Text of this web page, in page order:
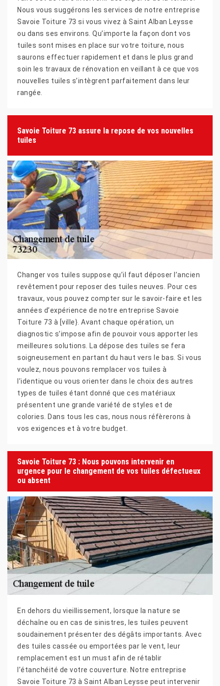
Nous vous suggérons les services de notre entreprise
Savoie Toiture 73 si vous vivez à Saint Alban Leysse
ou dans ses environs. Qu’importe la façon dont vos
tuiles sont mises en place sur votre toiture, nous
saurons effectuer rapidement et dans le plus grand
soin les travaux de rénovation en veillant à ce que vos
nouvelles tuiles s’intègrent parfaitement dans leur
rangée.
Savoie Toiture 73 assure la repose de vos nouvelles
tuiles
Changer vos tuiles suppose qu’il faut déposer l’ancien
revêtement pour reposer des tuiles neuves. Pour ces
travaux, vous pouvez compter sur le savoir-faire et les
années d’expérience de notre entreprise Savoie
Toiture 73 à [ville}. Avant chaque opération, un
diagnostic s’impose afin de pouvoir vous apporter les
meilleures solutions. La dépose des tuiles se fera
soigneusement en partant du haut vers le bas. Si vous
voulez, nous pouvons remplacer vos tuiles à
l’identique ou vous orienter dans le choix des autres
types de tuiles étant donné que ces matériaux
présentent une grande variété de styles et de
colories. Dans tous les cas, nous nous réfèrerons à
vos exigences et à votre budget.
Savoie Toiture 73 : Nous pouvons intervenir en
urgence pour le changement de vos tuiles défectueux
ou absent
En dehors du vieillissement, lorsque la nature se
déchaîne ou en cas de sinistres, les tuiles peuvent
soudainement présenter des dégâts importants. Avec
des tuiles cassée ou emportées par le vent, leur
remplacement est un must afin de rétablir
l’étanchéité de votre couverture. Notre entreprise
Savoie Toiture 73 à Saint Alban Leysse peut intervenir